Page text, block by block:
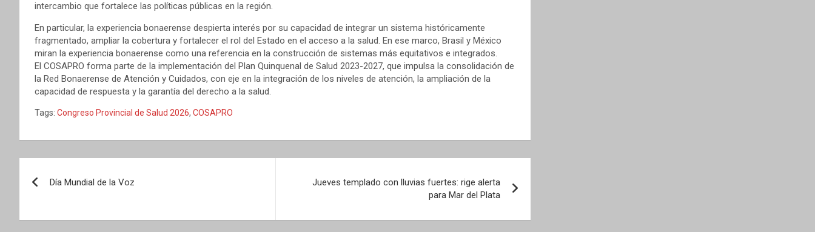
intercambio que fortalece las políticas públicas en la región.
En particular, la experiencia bonaerense despierta interés por su capacidad de integrar un sistema históricamente
fragmentado, ampliar la cobertura y fortalecer el rol del Estado en el acceso a la salud. En ese marco, Brasil y México
miran la experiencia bonaerense como una referencia en la construcción de sistemas más equitativos e integrados.
El COSAPRO forma parte de la implementación del Plan Quinquenal de Salud 2023-2027, que impulsa la consolidación de
la Red Bonaerense de Atención y Cuidados, con eje en la integración de los niveles de atención, la ampliación de la
capacidad de respuesta y la garantía del derecho a la salud.
Tags: Congreso Provincial de Salud 2026, COSAPRO
entradas
Día Mundial de la Voz
Jueves templado con lluvias fuertes: rige alerta
para Mar del Plata